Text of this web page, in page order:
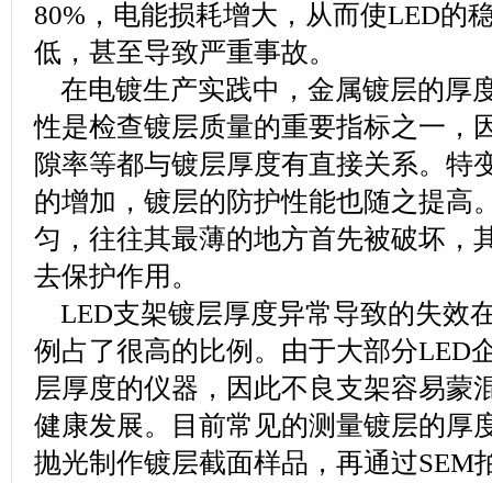
80%，电能损耗增大，从而使LED的
低，甚至导致严重事故。
在电镀生产实践中，金属镀层的厚
性是检查镀层质量的重要指标之一，
隙率等都与镀层厚度有直接关系。特
的增加，镀层的防护性能也随之提高
匀，往往其最薄的地方首先被破坏，
去保护作用。
LED支架镀层厚度异常导致的失效
例占了很高的比例。由于大部分LED
层厚度的仪器，因此不良支架容易蒙
健康发展。目前常见的测量镀层的厚
抛光制作镀层截面样品，再通过SEM